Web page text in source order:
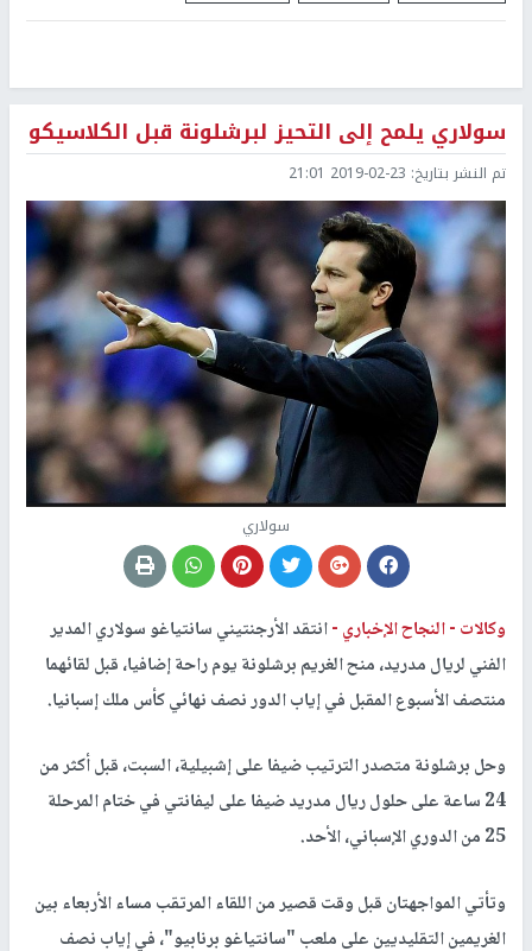
سولاري يلمح إلى التحيز لبرشلونة قبل الكلاسيكو
تم النشر بتاريخ: 2019-02-23 21:01
سولاري
وكالات -النجاح الإخباري -انتقد الأرجنتيني سانتياغو سولاري المدير
الفني لريال مدريد، منح الغريم برشلونة يوم راحة إضافيا، قبل لقائهما
منتصف الأسبوع المقبل في إياب الدور نصف نهائي كأس ملك إسبانيا.
وحل برشلونة متصدر الترتيب ضيفا على إشبيلية، السبت، قبل أكثر من
24 ساعة على حلول ريال مدريد ضيفا على ليفانتي في ختام المرحلة
25 من الدوري الإسباني، الأحد.
وتأتي المواجهتان قبل وقت قصير من اللقاء المرتقب مساء الأربعاء بين
الغريمين التقليديين على ملعب "سانتياغو برنابيو"، في إياب نصف